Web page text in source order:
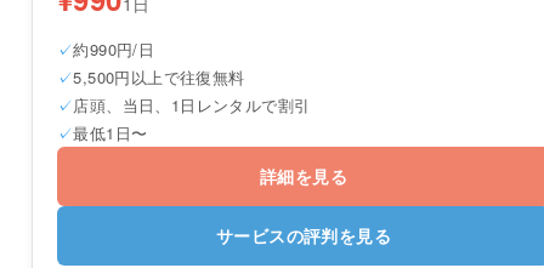
約990円/日
5,500円以上で往復無料
店頭、当日、1日レンタルで割引
最低1日〜
詳細を見る
サービスの評判を見る